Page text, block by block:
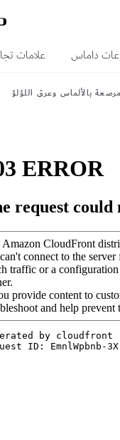
داماس علامات
بالألماس وعرق اللؤلؤ